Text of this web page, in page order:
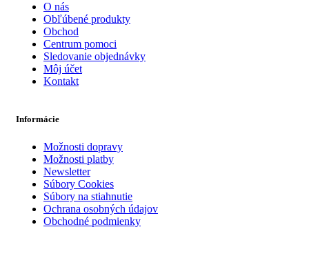
O nás
Obľúbené produkty
Obchod
Centrum pomoci
Sledovanie objednávky
Môj účet
Kontakt
Informácie
Možnosti dopravy
Možnosti platby
Newsletter
Súbory Cookies
Súbory na stiahnutie
Ochrana osobných údajov
Obchodné podmienky